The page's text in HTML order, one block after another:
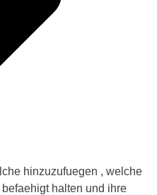
hinzuzufuegen , welche
halten und ihre